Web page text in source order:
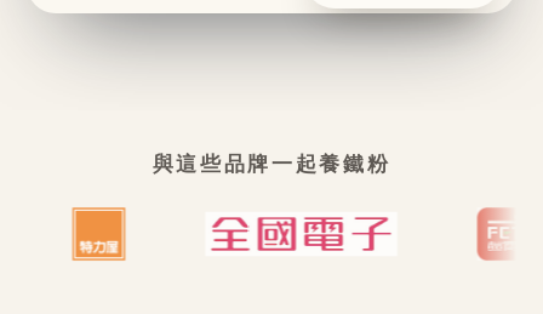
與這些品牌一起養鐵粉